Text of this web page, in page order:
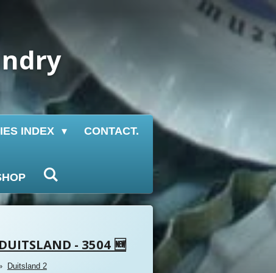
INDEX
CONTACT.
DUITSLAND - 3504 🆕
Duitsland 2